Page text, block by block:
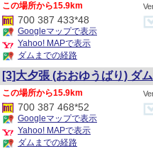
15.9km
700 387 433*48
Googleマップで表示
Yahoo! MAPで表示
ダムまでの経路
[3]大夕張 (おおゆうばり) ダム
15.9km
700 387 468*52
Googleマップで表示
Yahoo! MAPで表示
ダムまでの経路